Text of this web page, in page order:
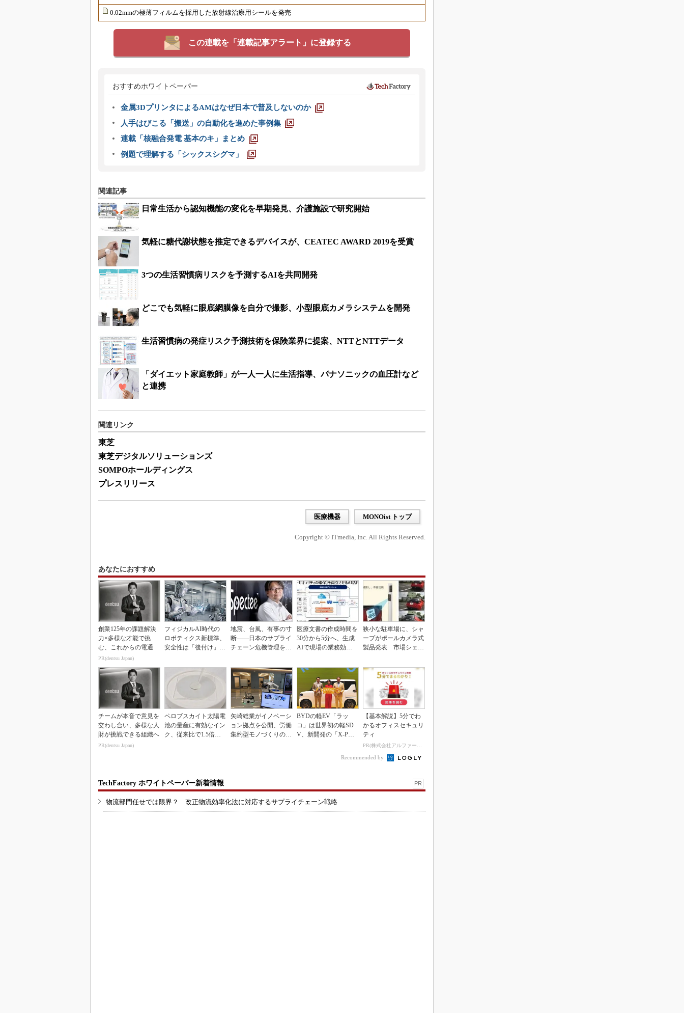
0.02mmの極薄フィルムを採用した放射線治療用シールを発売
この連載を「連載記事アラート」に登録する
おすすめホワイトペーパー
金属3DプリンタによるAMはなぜ日本で普及しないのか
人手はびこる「搬送」の自動化を進めた事例集
連載「核融合発電 基本のキ」まとめ
例題で理解する「シックスシグマ」
関連記事
日常生活から認知機能の変化を早期発見、介護施設で研究開始
気軽に糖代謝状態を推定できるデバイスが、CEATEC AWARD 2019を受賞
3つの生活習慣病リスクを予測するAIを共同開発
どこでも気軽に眼底網膜像を自分で撮影、小型眼底カメラシステムを開発
生活習慣病の発症リスク予測技術を保険業界に提案、NTTとNTTデータ
「ダイエット家庭教師」が一人一人に生活指導、パナソニックの血圧計など
と連携
関連リンク
東芝
東芝デジタルソリューションズ
SOMPOホールディングス
プレスリリース
医療機器 MONOist トップ
Copyright © ITmedia, Inc. All Rights Reserved.
あなたにおすすめ
創業125年の課題解決
力×多様な才能で挑
む、これからの電通
PR(dentsu Japan)
フィジカルAI時代の
ロボティクス新標準、
安全性は「後付け」で
地震、台風、有事の寸
断――日本のサプライ
チェーン危機管理を変
医療文書の作成時間を
30分から5分へ、生成
AIで現場の業務効率
狭小な駐車場に、シャ
ープがポールカメラ式
製品発表 市場シェア
チームが本音で意見を
交わし合い、多様な人
財が挑戦できる組織へ
PR(dentsu Japan)
ペロブスカイト太陽電
池の量産に有効なイン
ク、従来比で1.5倍の
矢崎総業がイノベーシ
ョン拠点を公開、労働
集約型モノづくりのス
BYDの軽EV「ラッ
コ」は世界初の軽SD
V、新開発の「X-PAC
【基本解説】5分でわ
かるオフィスセキュリ
ティ
PR(株式会社アルファーテクノ)
Recommended by
TechFactory ホワイトペーパー新着情報 PR
物流部門任せでは限界？ 改正物流効率化法に対応するサプライチェーン戦略